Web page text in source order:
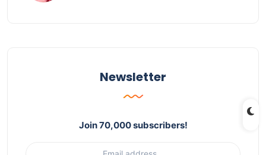
Newsletter
Join 70,000 subscribers!